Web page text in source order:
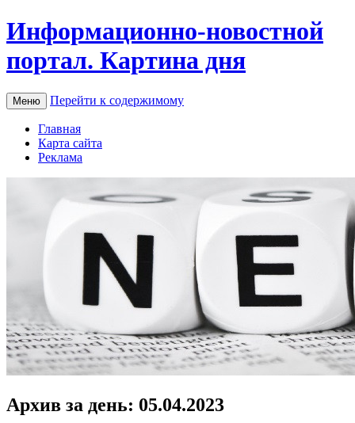
Информационно-новостной
портал. Картина дня
Меню Перейти к содержимому
Главная
Карта сайта
Реклама
Архив за день: 05.04.2023